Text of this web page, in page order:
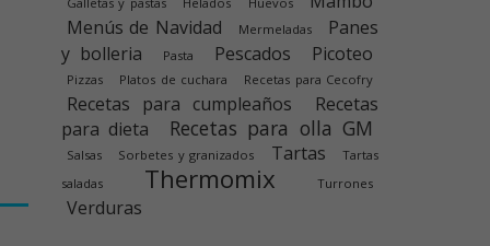
Menús de Navidad
Mermeladas
Panes
y bolleria
Pasta Pescados Picoteo
Pizzas Platos de cuchara Recetas para Cecofry
Recetas para cumpleaños
Recetas
para dieta
Recetas para olla GM
Salsas Sorbetes y granizados Tartas
Tartas
saladas
Thermomix Turrones
Verduras